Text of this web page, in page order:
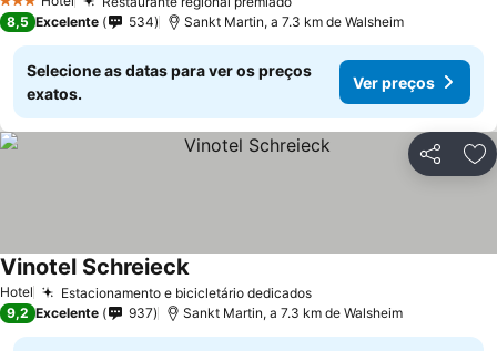
3 Estrelas Ver preços
8,5 Excelente 534 Sankt Martin, a 7.3 km de Walsheim
Selecione as datas para ver os preços
exatos.
Ver preços
Partilhar
Hotel Estacionamento e bicicletário dedicadosVer preços
Vinotel SchreieckVer preços
9,2 Excelente 937 Sankt Martin, a 7.3 km de Walsheim